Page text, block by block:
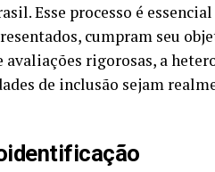
Esse processo é
cumpram seu
avaliações rigorosas, a
de inclusão sejam